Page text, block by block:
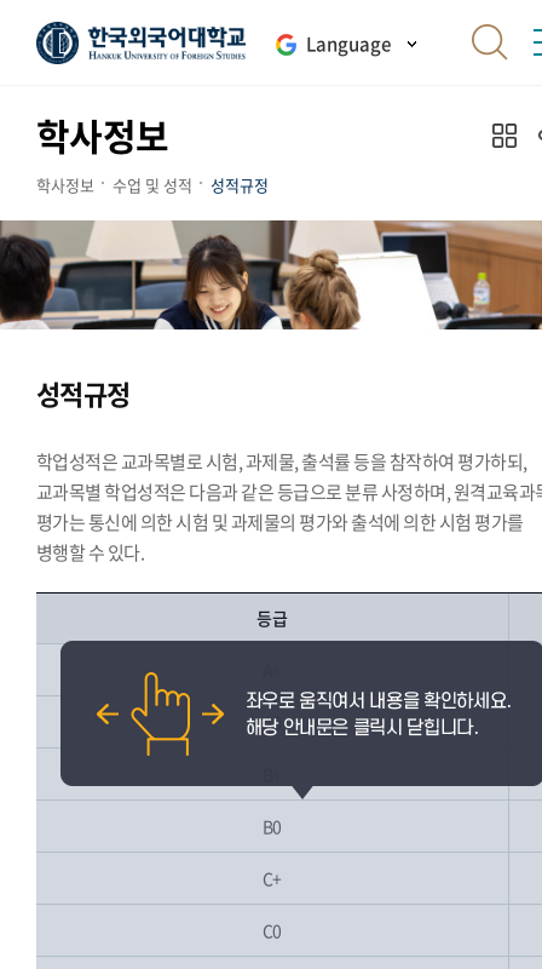
Language
학사정보
학사정보 수업 및 성적 성적규정
성적규정
학업성적은 교과목별로 시험, 과제물, 출석률 등을 참작하여 평가하되,
교과목별 학업성적은 다음과 같은 등급으로 분류 사정하며, 원격교육과
평가는 통신에 의한 시험 및 과제물의 평가와 출석에 의한 시험 평가를
병행할 수 있다.
등급
A0
B0
C+
C0